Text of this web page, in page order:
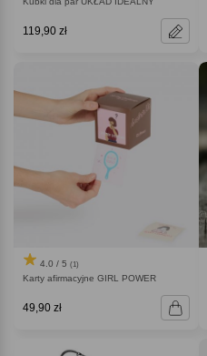
119,90 zł
4.0 / 5 (1)
Karty afirmacyjne GIRL POWER
49,90 zł